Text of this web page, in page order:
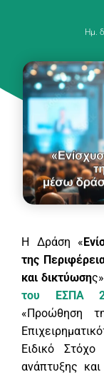
Ημ.
Η Δράση «
της
και δικτύωση
του ΕΣΠΑ
«Προώθηση
Ειδικό
ανάπτυξης